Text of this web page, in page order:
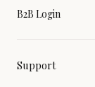
B2B Login
Support